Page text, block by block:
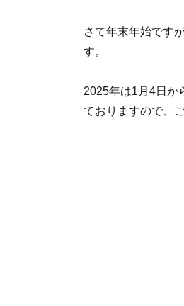
さて年末年始です
す。
2025年は1月4日か
ておりますので、